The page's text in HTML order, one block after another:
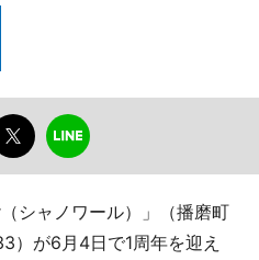
シャノワール）」（播磨町
が6月4日で1周年を迎え